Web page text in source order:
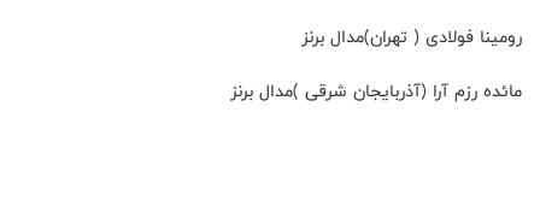
رومینا فولادی ( تهران)مدال برنز
مائده رزم آرا (آذربایجان شرقی )مدال برنز